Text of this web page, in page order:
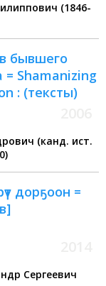
(1846-
бывшего
= Shamanizing
: (тексты)
(канд. ист.
дорҕоон =
Сергеевич